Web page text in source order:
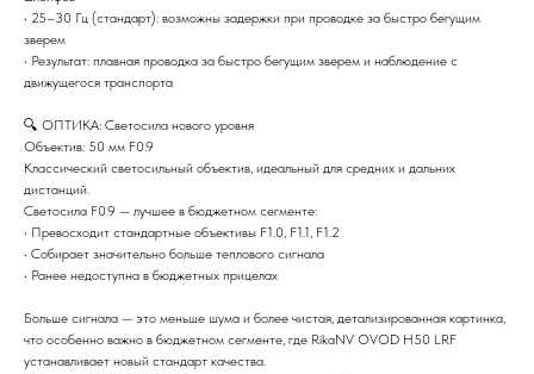
• 25–30 Гц (стандарт): возможны задержки при проводке за быстро бегущим
зверем
• Результат: плавная проводка за быстро бегущим зверем и наблюдение с
движущегося транспорта
🔍 ОПТИКА: Светосила нового уровня
Объектив: 50 мм F0.9
Классический светосильный объектив, идеальный для средних и дальних
дистанций.
Светосила F0.9 — лучшее в бюджетном сегменте:
• Превосходит стандартные объективы F1.0, F1.1, F1.2
• Собирает значительно больше теплового сигнала
• Ранее недоступна в бюджетных прицелах
Больше сигнала — это меньше шума и более чистая, детализированная картинка,
что особенно важно в бюджетном сегменте, где RikaNV OVOD H50 LRF
устанавливает новый стандарт качества.